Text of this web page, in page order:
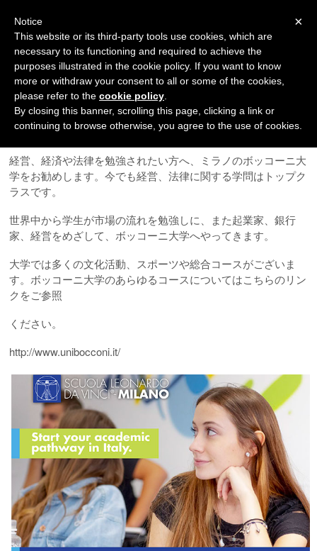
ボッコーニ大学
経営、経済や法律を勉強されたい方へ、ミラノのボッコーニ大
学をお勧めします。今でも経営、法律に関する学問はトップク
ラスです。
世界中から学生が市場の流れを勉強しに、また起業家、銀行
家、経営をめざして、ボッコーニ大学へやってきます。
大学では多くの文化活動、スポーツや総合コースがございま
す。ボッコーニ大学のあらゆるコースについてはこちらのリン
クをご参照
ください。
http://www.unibocconi.it/
×
Notice
This website or its third-party tools use cookies, which are
necessary to its functioning and required to achieve the
purposes illustrated in the cookie policy. If you want to know
more or withdraw your consent to all or some of the cookies,
please refer to the cookie policy
By closing this banner, scrolling this page, clicking a link or
continuing to browse otherwise, you agree to the use of cookies.